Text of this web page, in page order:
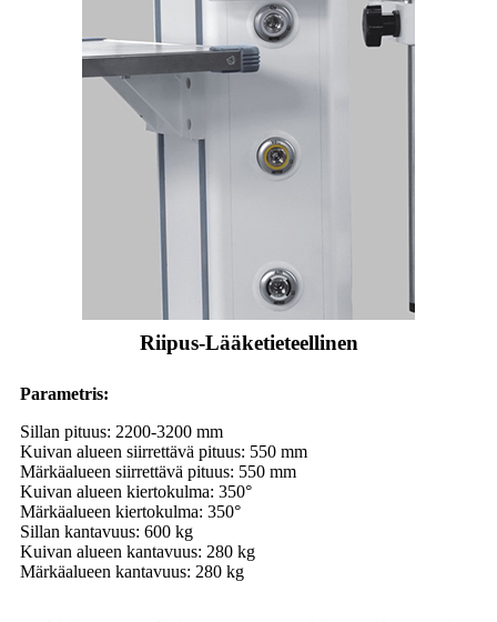
Riipus-Lääketieteellinen
Parametris:
Sillan pituus: 2200-3200 mm
Kuivan alueen siirrettävä pituus: 550 mm
Märkäalueen siirrettävä pituus: 550 mm
Kuivan alueen kiertokulma: 350°
Märkäalueen kiertokulma: 350°
Sillan kantavuus: 600 kg
Kuivan alueen kantavuus: 280 kg
Märkäalueen kantavuus: 280 kg